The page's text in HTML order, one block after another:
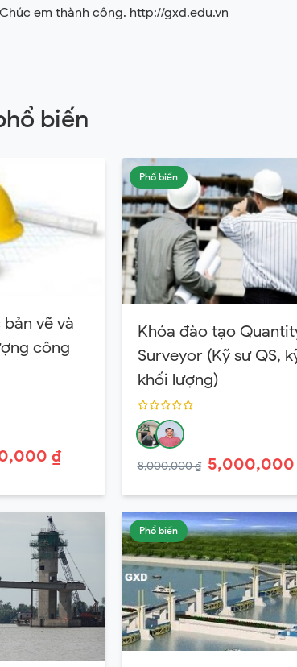
Chúc em thành công. http://gxd.edu.vn
biến
vẽ và
công
₫
Phổ biến
Khóa đào tạo
Surveyor (Kỹ sư QS,
khối lượng)
8,000,000 ₫ 5,000,000
Phổ biến